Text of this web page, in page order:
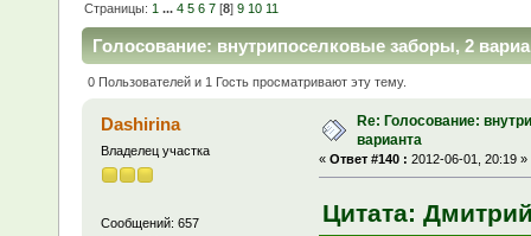
Страницы:1 ...4 5 6 7 [8]9 10 11
Голосование: внутрипоселковые заборы, 2
0 Пользователей и 1 Гость просматривают эту тему.
Dashirina
Владелец участка
Сообщений: 657
Re: Голосование:
варианта
« Ответ #140 : 2012-06-01, 20:19 »
Цитата: